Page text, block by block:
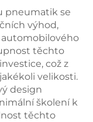
pneumatik se
výhod,
těchto
což z
velikosti.
design
školení k
těchto